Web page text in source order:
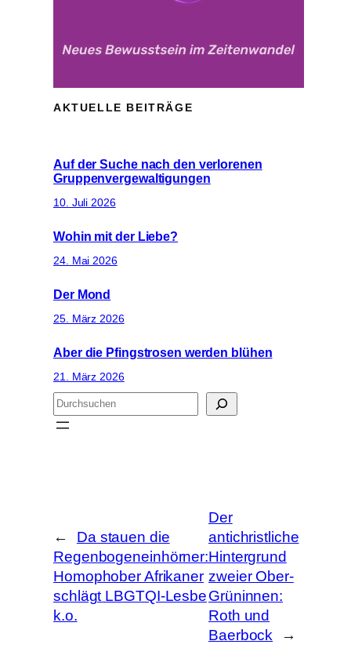
AKTUELLE BEITRÄGE
Auf der Suche nach den verlorenen
Gruppenvergewaltigungen
10. Juli 2026
Wohin mit der Liebe?
24. Mai 2026
Der Mond
25. März 2026
Aber die Pfingstrosen werden blühen
21. März 2026
S
u
←
Da stauen die
Regenbogeneinhörner:
Homophober Afrikaner
schlägt LBGTQI-Lesbe
k.o.
Der
antichristliche
Hintergrund
zweier Ober-
Grüninnen:
Roth und
Baerbock
→